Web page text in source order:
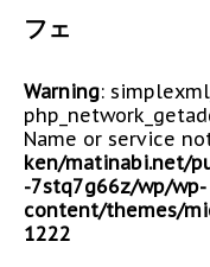
フェ
Warning:
Name or service
ken/matinabi.net/
-7stq7g66z/wp/wp-
content/themes/
1222